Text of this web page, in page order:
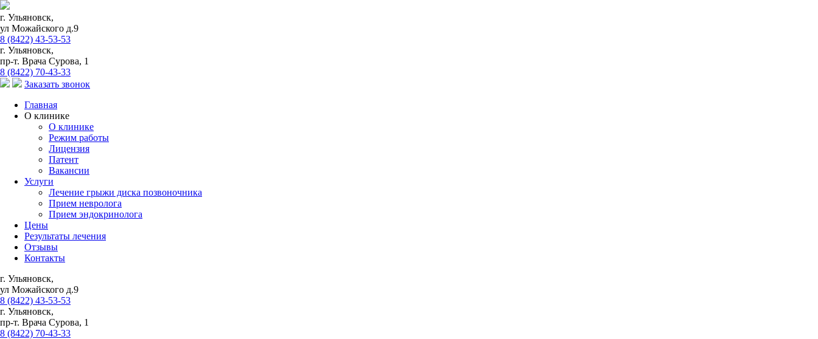
г. Ульяновск,
ул Можайского д.9
8 (8422) 43-53-53
г. Ульяновск,
пр-т. Врача Сурова, 1
8 (8422) 70-43-33
Заказать звонок
Главная
О клинике
О клинике
Режим работы
Лицензия
Патент
Вакансии
Услуги
Лечение грыжи диска позвоночника
Прием невролога
Прием эндокринолога
Цены
Результаты лечения
Отзывы
Контакты
г. Ульяновск,
ул Можайского д.9
8 (8422) 43-53-53
г. Ульяновск,
пр-т. Врача Сурова, 1
8 (8422) 70-43-33